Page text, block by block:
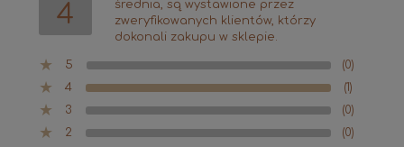
4
średnia, są wystawione przez
zweryfikowanych klientów, którzy
dokonali zakupu w sklepie.
5
(0)
4
(1)
3
(0)
2
(0)